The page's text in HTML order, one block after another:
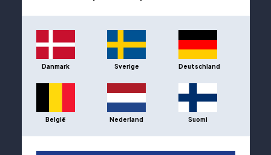
Danmark Sverige Deutschland
België Nederland Suomi